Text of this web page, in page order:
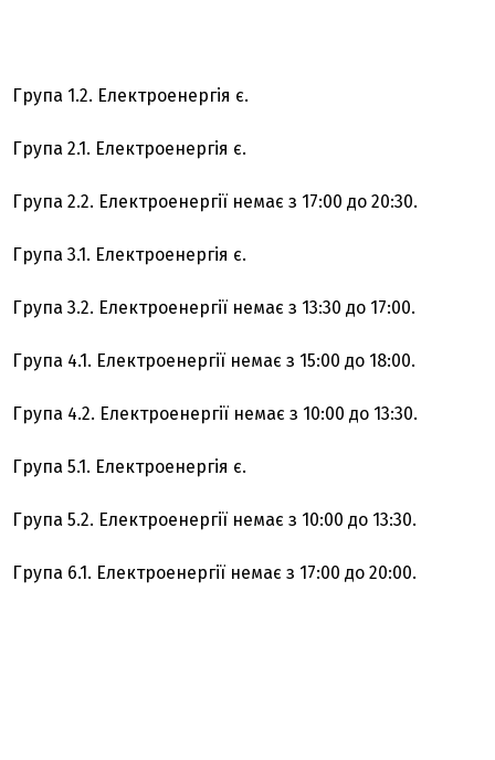
Група 1.2. Електроенергія є.
Група 2.1. Електроенергія є.
Група 2.2. Електроенергії немає з 17:00 до 20:30.
Група 3.1. Електроенергія є.
Група 3.2. Електроенергії немає з 13:30 до 17:00.
Група 4.1. Електроенергії немає з 15:00 до 18:00.
Група 4.2. Електроенергії немає з 10:00 до 13:30.
Група 5.1. Електроенергія є.
Група 5.2. Електроенергії немає з 10:00 до 13:30.
Група 6.1. Електроенергії немає з 17:00 до 20:00.